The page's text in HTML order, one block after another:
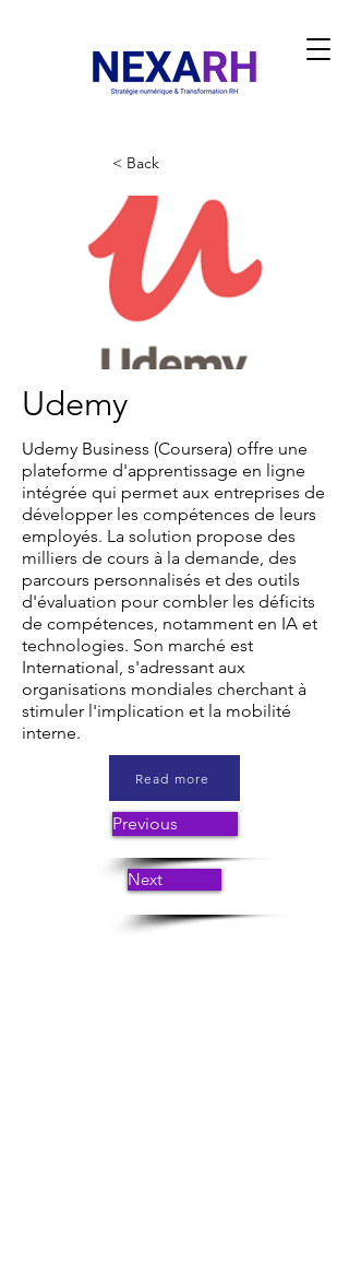
< Back
Udemy
Udemy Business (Coursera) offre une
plateforme d'apprentissage en ligne
intégrée qui permet aux entreprises de
développer les compétences de leurs
employés. La solution propose des
milliers de cours à la demande, des
parcours personnalisés et des outils
d'évaluation pour combler les déficits
de compétences, notamment en IA et
technologies. Son marché est
International, s'adressant aux
organisations mondiales cherchant à
stimuler l'implication et la mobilité
interne.
Read more
Previous
Next